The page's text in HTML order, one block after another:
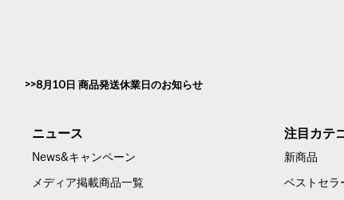
8月10日 商品発送休業日のお知らせ
ニュース
News&キャンペーン
メディア掲載商品一覧
注目カテ
新商品
ベストセラ